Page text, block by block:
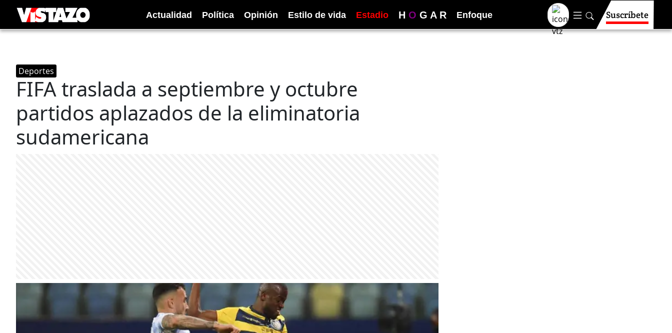
Actualidad Política Opinión Estilo de vida Estadio H O G A R Enfoque Suscríbete
Deportes
FIFA traslada a septiembre y octubre
partidos aplazados de la eliminatoria
sudamericana